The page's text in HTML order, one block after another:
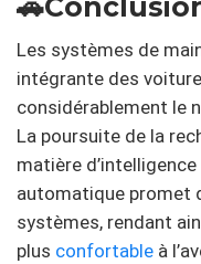
Les systèmes de
intégrante des
considérablement le
La poursuite de la
matière
automatique promet
systèmes, rendant
plus confortable à